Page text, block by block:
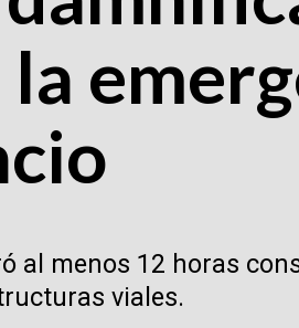
al menos 12 horas
viales.